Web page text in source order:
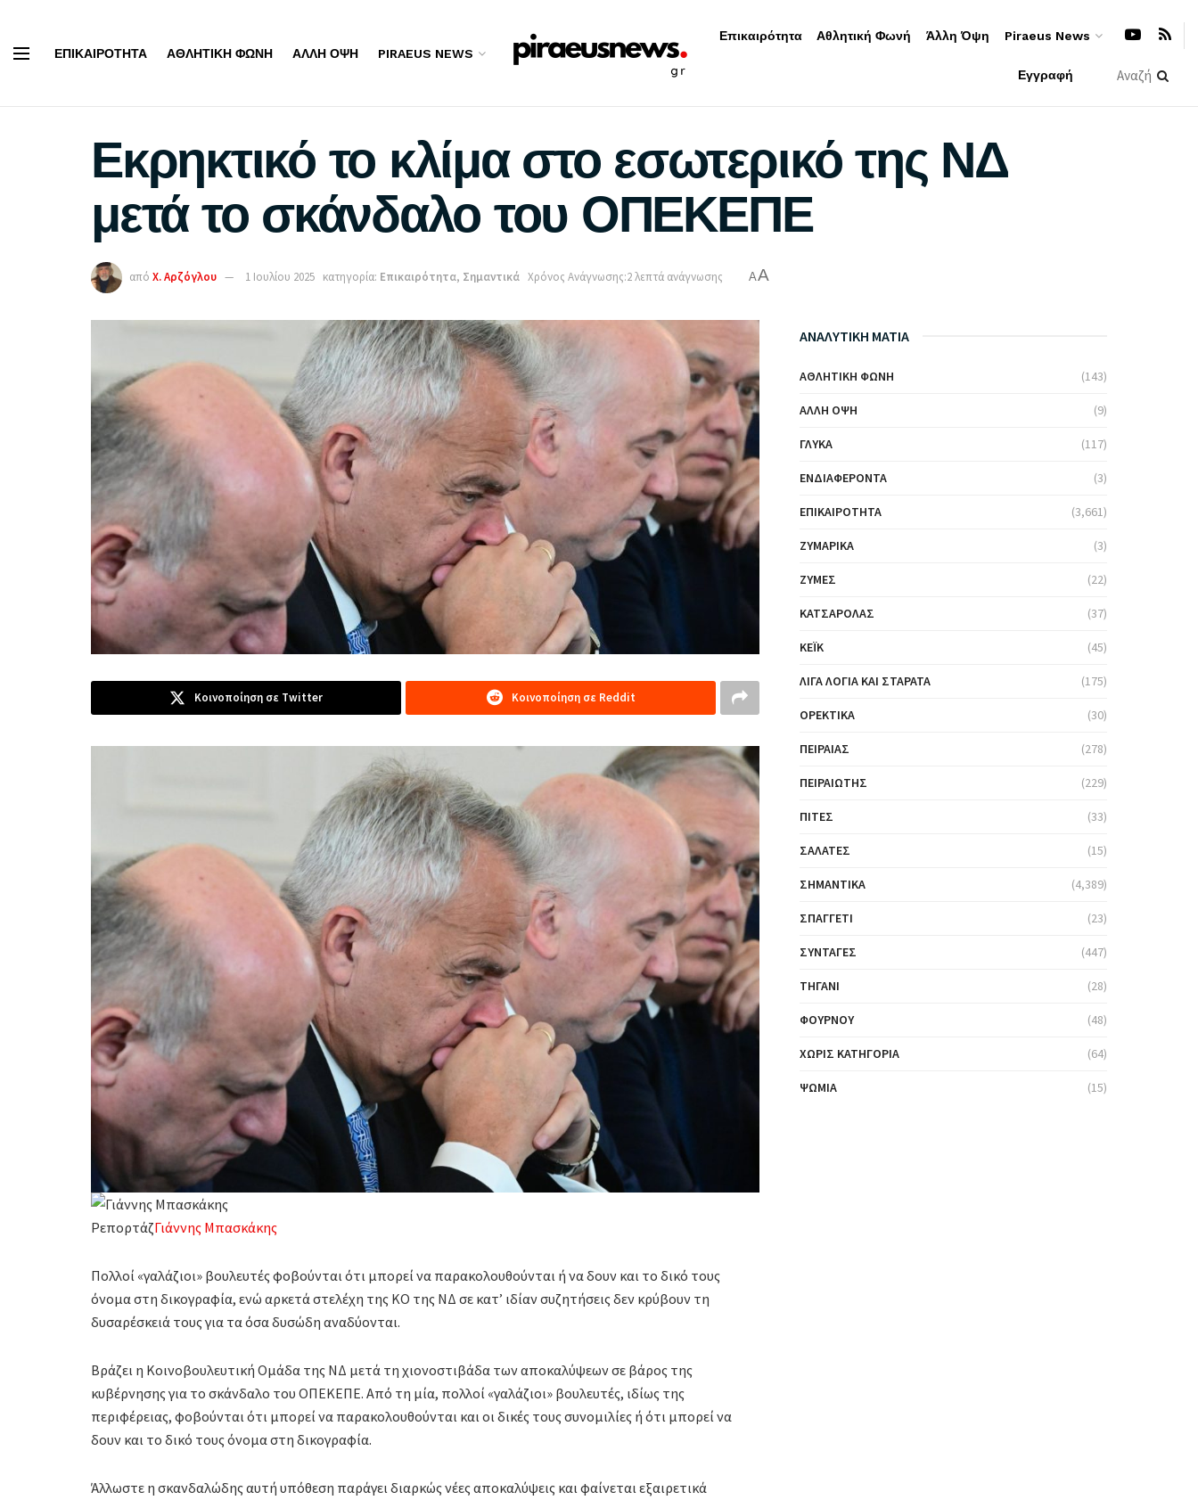
ΕΠΙΚΑΙΡΌΤΗΤΑ ΑΘΛΗΤΙΚΉ ΦΩΝΉ ΆΛΛΗ ΌΨΗ PIRAEUS NEWS
Επικαιρότητα Αθλητική Φωνή Άλλη Όψη Piraeus News
Εγγραφή
Εκρηκτικό το κλίμα στο εσωτερικό της ΝΔ
μετά το σκάνδαλο του ΟΠΕΚΕΠΕ
από Χ. Αρζόγλου 1 Ιουλίου 2025 κατηγορία: Επικαιρότητα, Σημαντικά Χρόνος Ανάγνωσης:2 λεπτά ανάγνωσης AA
Κοινοποίηση σε Twitter Κοινοποίηση σε Reddit
ΡεπορτάζΓιάννης Μπασκάκης
Πολλοί «γαλάζιοι» βουλευτές φοβούνται ότι μπορεί να παρακολουθούνται ή να δουν και το δικό τους
όνομα στη δικογραφία, ενώ αρκετά στελέχη της ΚΟ της ΝΔ σε κατ’ ιδίαν συζητήσεις δεν κρύβουν τη
δυσαρέσκειά τους για τα όσα δυσώδη αναδύονται.
Βράζει η Κοινοβουλευτική Ομάδα της ΝΔ μετά τη χιονοστιβάδα των αποκαλύψεων σε βάρος της
κυβέρνησης για το σκάνδαλο του ΟΠΕΚΕΠΕ. Από τη μία, πολλοί «γαλάζιοι» βουλευτές, ιδίως της
περιφέρειας, φοβούνται ότι μπορεί να παρακολουθούνται και οι δικές τους συνομιλίες ή ότι μπορεί να
δουν και το δικό τους όνομα στη δικογραφία.
Άλλωστε η σκανδαλώδης αυτή υπόθεση παράγει διαρκώς νέες αποκαλύψεις και φαίνεται εξαιρετικά
ΑΝΑΛΥΤΙΚΗ ΜΑΤΙΑ
ΑΘΛΗΤΙΚΉ ΦΩΝΉ (143)
ΆΛΛΗ ΌΨΗ (9)
ΓΛΥΚΆ (117)
ΕΝΔΙΑΦΈΡΟΝΤΑ (3)
ΕΠΙΚΑΙΡΌΤΗΤΑ (3,661)
ΖΥΜΑΡΙΚΆ (3)
ΖΎΜΕΣ (22)
ΚΑΤΣΑΡΌΛΑΣ (37)
ΚΈΙΚ (45)
ΛΊΓΑ ΛΌΓΙΑ ΚΑΙ ΣΤΑΡΆΤΑ (175)
ΟΡΕΚΤΙΚΆ (30)
ΠΕΙΡΑΙΆΣ (278)
ΠΕΙΡΑΙΏΤΗΣ (229)
ΠΊΤΕΣ (33)
ΣΑΛΆΤΕΣ (15)
ΣΗΜΑΝΤΙΚΆ (4,389)
ΣΠΑΓΓΈΤΙ (23)
ΣΥΝΤΑΓΈΣ (447)
ΤΗΓΆΝΙ (28)
ΦΟΎΡΝΟΥ (48)
ΧΩΡΊΣ ΚΑΤΗΓΟΡΊΑ (64)
ΨΩΜΙΆ (15)